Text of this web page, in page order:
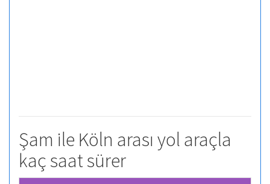
Şam ile Köln arası yol araçla
kaç saat sürer